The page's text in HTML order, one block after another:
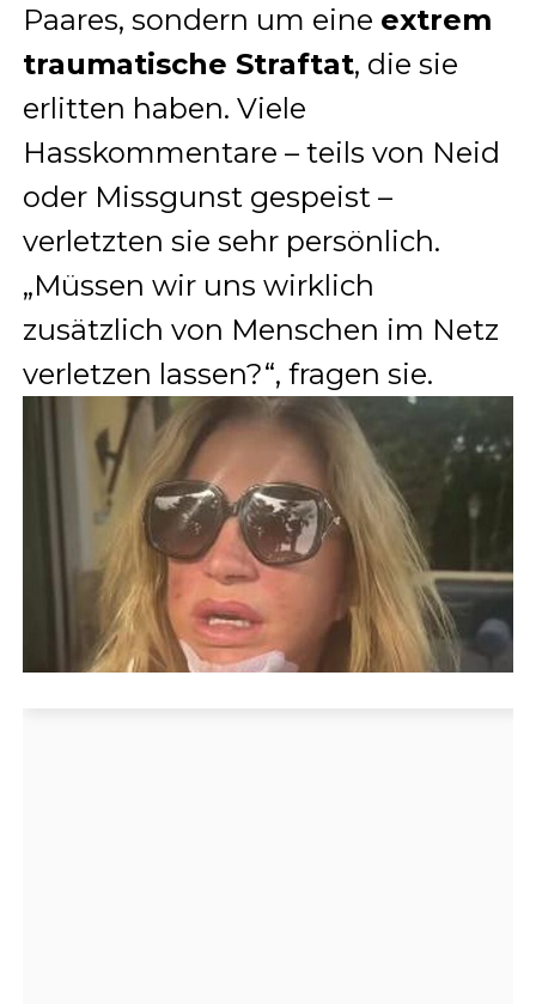
Paares, sondern um eine extrem
traumatische Straftat, die sie
erlitten haben. Viele
Hasskommentare – teils von Neid
oder Missgunst gespeist –
verletzten sie sehr persönlich.
„Müssen wir uns wirklich
zusätzlich von Menschen im Netz
verletzen lassen?“, fragen sie.